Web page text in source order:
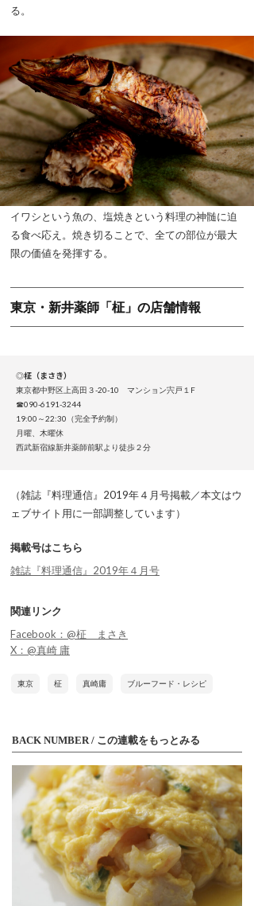
る。
イワシという魚の、塩焼きという料理の神髄に迫
る食べ応え。焼き切ることで、全ての部位が最大
限の価値を発揮する。
東京・新井薬師「柾」の店舗情報
◎柾（まさき）
東京都中野区上高田３-20-10 マンション宍戸１F
☎090-6191-3244
19:00～22:30（完全予約制）
月曜、木曜休
西武新宿線新井薬師前駅より徒歩２分
（雑誌『料理通信』2019年４月号掲載／本文はウ
ェブサイト用に一部調整しています）
掲載号はこちら
雑誌『料理通信』2019年４月号
関連リンク
Facebook：@柾 まさき
X：@真崎 庸
東京 柾 真崎庸 ブルーフード・レシピ
BACK NUMBER / この連載をもっとみる